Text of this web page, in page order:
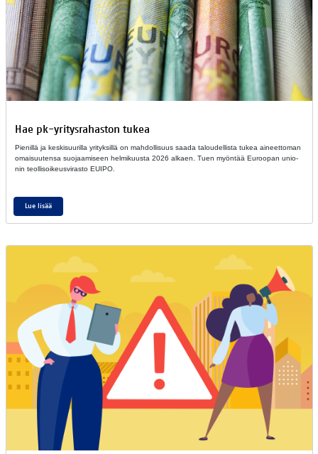
Hae pk-yri­tys­ra­has­ton tu­kea
Pie­nil­lä ja kes­ki­suu­ril­la yri­tyk­sil­lä on mah­dol­li­suus saa­da ta­lou­del­lis­ta tu­kea ai­neet­to­man
omai­suu­ten­sa suo­jaa­mi­seen helmikuusta 2026 alkaen. Tuen myön­tää Eu­roo­pan unio­
nin teol­li­soi­keus­vi­ras­to EUI­PO.
Lue lisää